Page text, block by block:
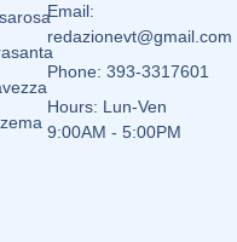
Email:
redazionevt@gmail.com
Phone: 393-3317601
Hours: Lun-Ven
9:00AM - 5:00PM